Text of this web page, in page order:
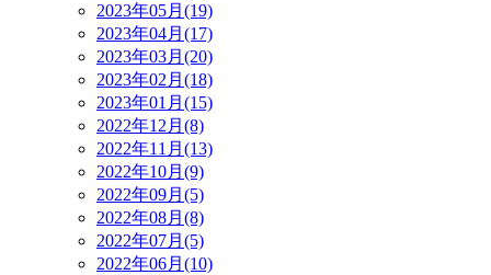
2023年05月(19)
2023年04月(17)
2023年03月(20)
2023年02月(18)
2023年01月(15)
2022年12月(8)
2022年11月(13)
2022年10月(9)
2022年09月(5)
2022年08月(8)
2022年07月(5)
2022年06月(10)